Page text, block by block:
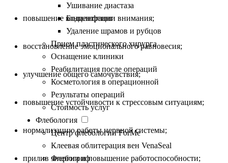
Ушивание диастаза
Бодилифтинг
Удаление шрамов и рубцов
Прием пластического хирурга
Оснащение клиники
Реабилитация после операций
Косметология в операционной
Результаты операций
Стоимость услуг
Флебология
Центр флебологии ForMe
Клеевая облитерация вен VenaSeal
Флебогриф
повышение концентрации внимания;
восстановление эмоционального равновесия;
улучшение общего самочувствия;
повышение устойчивости к стрессовым ситуациям;
нормализацию работы нервной системы;
прилив энергии и повышение работоспособности;